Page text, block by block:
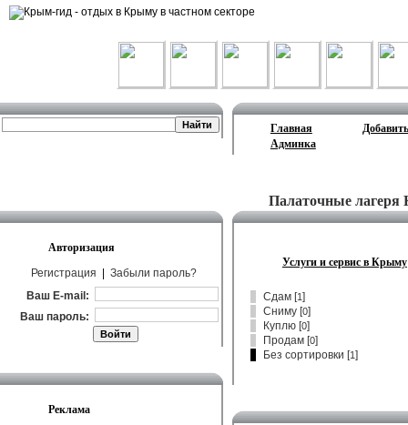
Главная
Админка
Палаточные
Услуги и сервис в Крыму
Сдам[1]
Сниму[0]
Куплю[0]
Продам[0]
Без сортировки [1]
Авторизация
Регистрация
Забыли пароль?
Ваш E-mail:
Ваш пароль:
Реклама